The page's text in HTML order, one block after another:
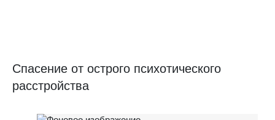
Спасение от острого психотического
расстройства